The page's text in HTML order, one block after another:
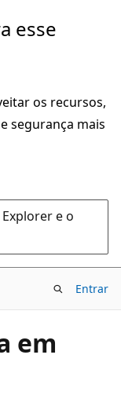
esse
os recursos,
segurança mais
e o
Entrar
em